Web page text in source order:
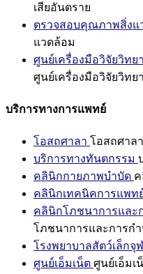
เสียอันตราย
ตรวจสอบคุณภาพสิ่งแ
แวดล้อม
ศูนย์เครื่องมือวิจัยวิทย
ศูนย์เครื่องมือวิจัยวิทย
บริการทางการแพทย์
โอสถศาลา โอสถศาลา
บริการทางทันตกรรม
คลินิกกายภาพบำบัด
คลินิกเทคนิคการแพท
คลินิกโภชนาการและ
โภชนาการและการก
โรงพยาบาลสัตว์เล็กจุ
ศูนย์เอ็มเน็ต ศูนย์เอ็มเ